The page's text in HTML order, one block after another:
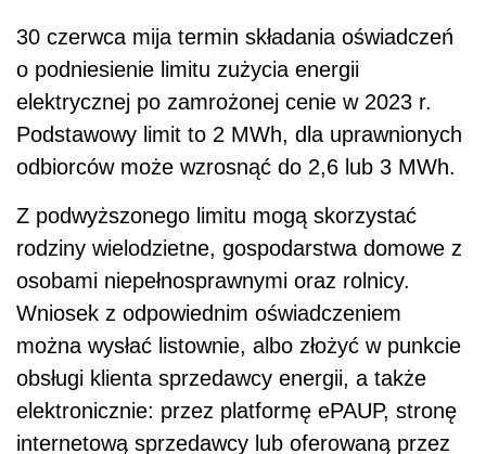
30 czerwca mija termin składania oświadczeń
o podniesienie limitu zużycia energii
elektrycznej po zamrożonej cenie w 2023 r.
Podstawowy limit to 2 MWh, dla uprawnionych
odbiorców może wzrosnąć do 2,6 lub 3 MWh.
Z podwyższonego limitu mogą skorzystać
rodziny wielodzietne, gospodarstwa domowe z
osobami niepełnosprawnymi oraz rolnicy.
Wniosek z odpowiednim oświadczeniem
można wysłać listownie, albo złożyć w punkcie
obsługi klienta sprzedawcy energii, a także
elektronicznie: przez platformę ePAUP, stronę
internetową sprzedawcy lub oferowaną przez